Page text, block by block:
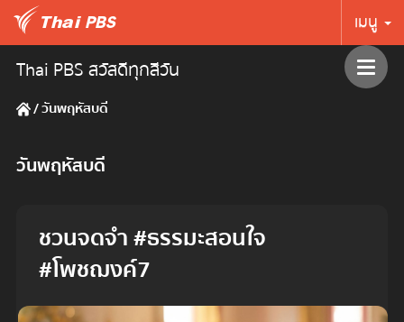
เมนู
Thai PBS สวัสดีทุกสีวัน
/วันพฤหัสบดี
วันพฤหัสบดี
ชวนจดจำ #ธรรมะสอนใจ
#โพชฌงค์7